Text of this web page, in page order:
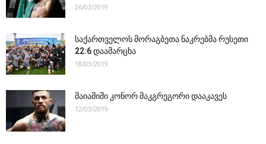
26/03/2019
საქართველოს მორაგბეთა ნაკრებმა რუსეთი
22:6 დაამარცხა
18/03/2019
მაიამიში კონორ მაკგრეგორი დააკავეს
12/03/2019